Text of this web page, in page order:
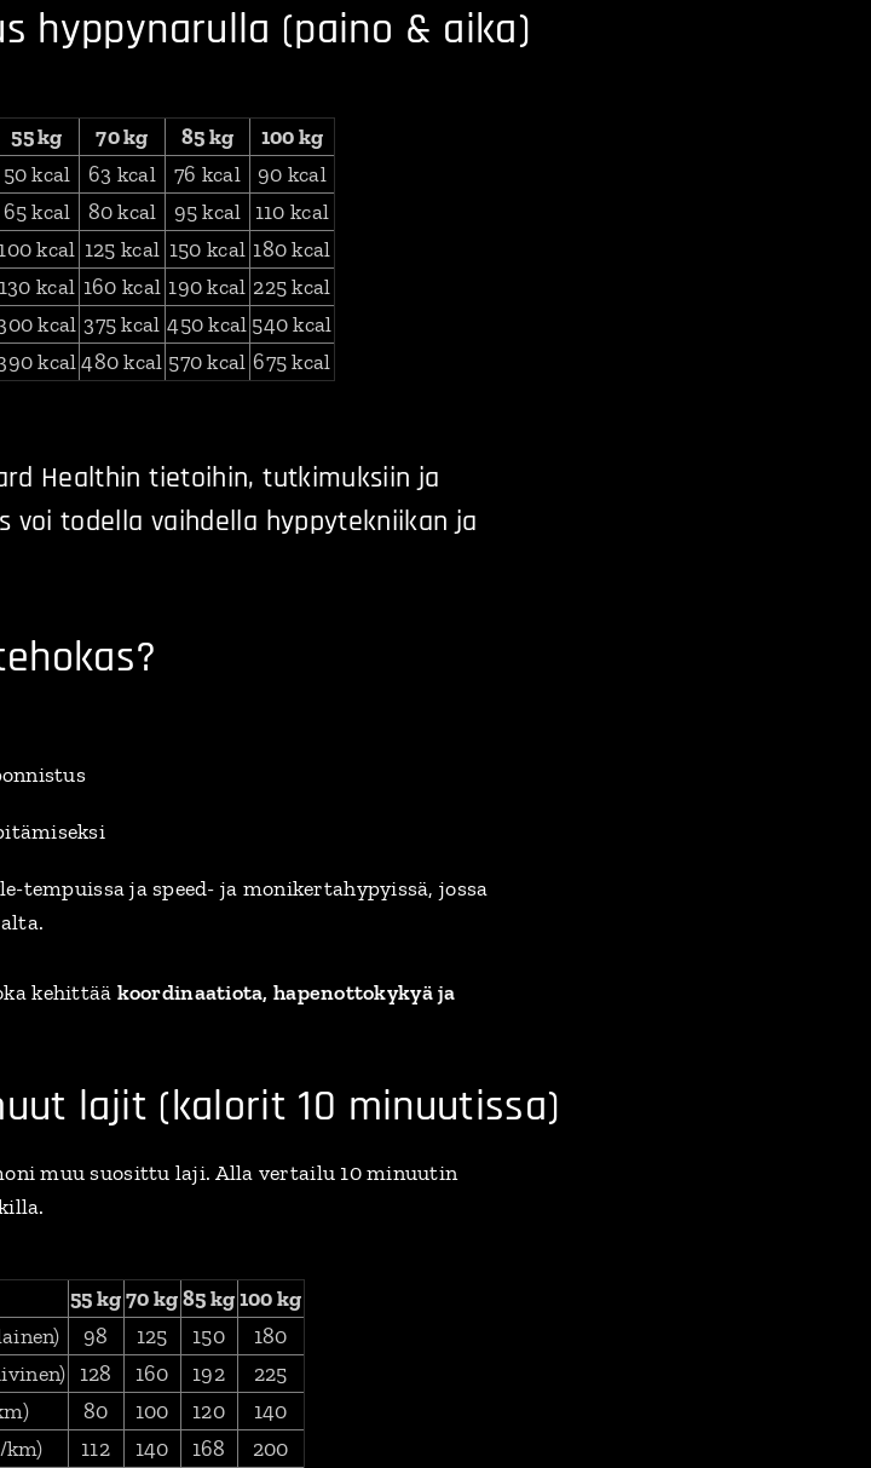
hyppynarulla (paino & aika)
55 kg 70 kg 85 kg
100 kg
50 kcal 63 kcal 76 kcal
90 kcal
65 kcal 80 kcal 95 kcal 110 kcal
100 kcal 125 kcal 150 kcal 180 kcal
130 kcal 160 kcal 190 kcal 225 kcal
kcal 375 kcal 450 kcal 540 kcal
kcal 480 kcal 570 kcal 675 kcal
Healthin tietoihin, tutkimuksiin ja
voi todella vaihdella hyppytekniikan ja
tempuissa ja speed- ja monikertahypyissä, jossa
kehittää koordinaatiota, hapenottokykyä ja
lajit (kalorit 10 minuutissa)
muu suosittu laji. Alla vertailu 10 minuutin
55 kg70 kg85 kg100 kg
98 125 150
180
128 160 192
225
80 100 120
140
km)
112 140 168 200